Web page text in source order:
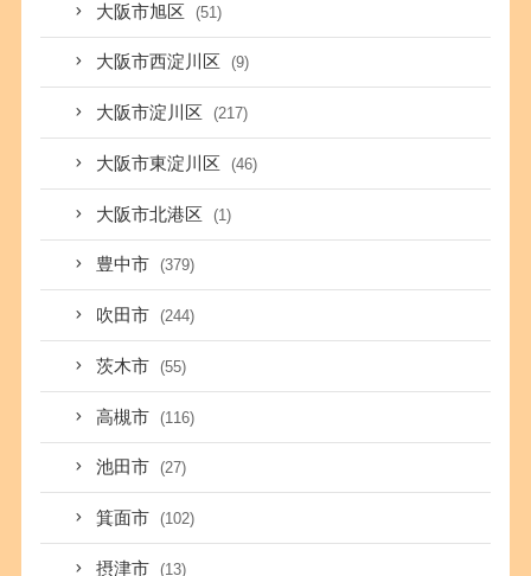
大阪市旭区 (51)
大阪市西淀川区 (9)
大阪市淀川区 (217)
大阪市東淀川区 (46)
大阪市北港区 (1)
豊中市 (379)
吹田市 (244)
茨木市 (55)
高槻市 (116)
池田市 (27)
箕面市 (102)
摂津市 (13)